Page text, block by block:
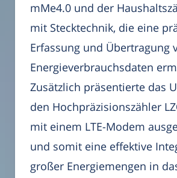
mMe4.0 und der
mit Stecktechnik, die eine
Erfassung und Übertragung
Energieverbrauchsdaten
Zusätzlich präsentierte das
den Hochpräzisionszähler
mit einem LTE-Modem
und somit eine effektive
großer Energiemengen in